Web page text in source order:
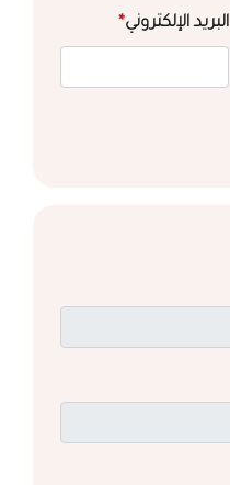
البريد الإلكتروني*